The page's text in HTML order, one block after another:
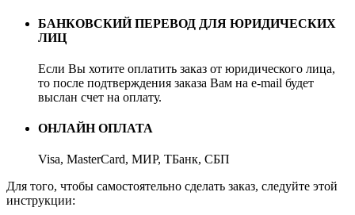
БАНКОВСКИЙ ПЕРЕВОД ДЛЯ ЮРИДИЧЕСКИХ
ЛИЦ
Если Вы хотите оплатить заказ от юридического лица,
то после подтверждения заказа Вам на e-mail будет
выслан счет на оплату.
ОНЛАЙН ОПЛАТА
Visa, MasterCard, МИР, ТБанк, СБП
Для того, чтобы самостоятельно сделать заказ, следуйте этой
инструкции: